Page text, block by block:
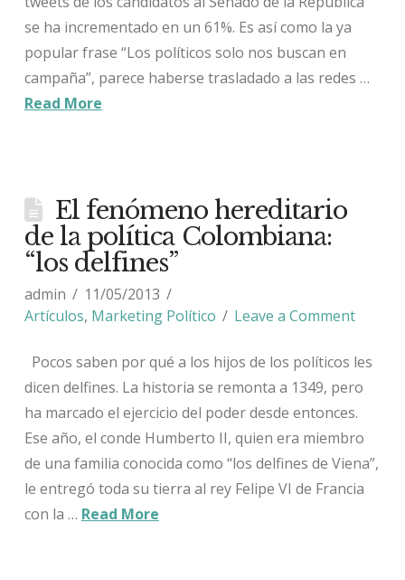
se ha incrementado en un 61%. Es así como la ya
popular frase “Los políticos solo nos buscan en
campaña”, parece haberse trasladado a las redes …
Read More
El fenómeno hereditario
de la política Colombiana:
“los delfines”
admin
11/05/2013
Artículos, Marketing Político Leave a Comment
Pocos saben por qué a los hijos de los políticos les
dicen delfines. La historia se remonta a 1349, pero
ha marcado el ejercicio del poder desde entonces.
Ese año, el conde Humberto II, quien era miembro
de una familia conocida como “los delfines de Viena”,
le entregó toda su tierra al rey Felipe VI de Francia
con la … Read More